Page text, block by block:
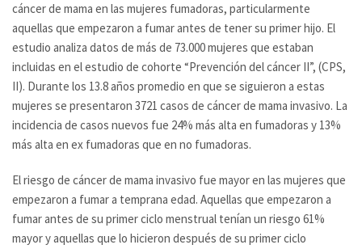
cáncer de mama en las mujeres fumadoras, particularmente
aquellas que empezaron a fumar antes de tener su primer hijo. El
estudio analiza datos de más de 73.000 mujeres que estaban
incluidas en el estudio de cohorte “Prevención del cáncer II”, (CPS,
II). Durante los 13.8 años promedio en que se siguieron a estas
mujeres se presentaron 3721 casos de cáncer de mama invasivo. La
incidencia de casos nuevos fue 24% más alta en fumadoras y 13%
más alta en ex fumadoras que en no fumadoras.
El riesgo de cáncer de mama invasivo fue mayor en las mujeres que
empezaron a fumar a temprana edad. Aquellas que empezaron a
fumar antes de su primer ciclo menstrual tenían un riesgo 61%
mayor y aquellas que lo hicieron después de su primer ciclo